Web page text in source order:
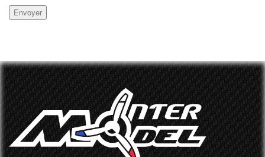
Envoyer